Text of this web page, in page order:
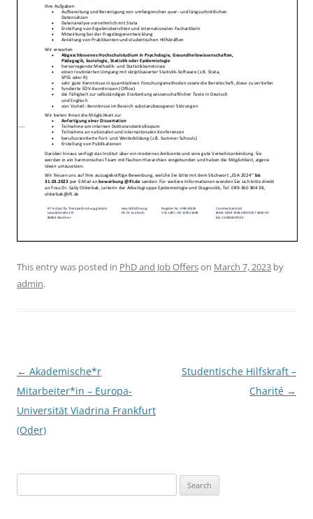
This entry was posted in PhD and Job Offerson March 7, 2023 by
admin.
Post
navigation
← Akademische*r
Mitarbeiter*in – Europa-
Universität Viadrina Frankfurt
(Oder)
Studentische Hilfskraft –
Charité →
for: